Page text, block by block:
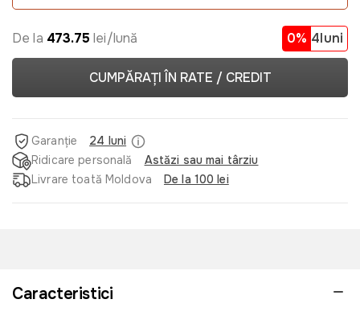
De la 473.75 lei/lună 0% 4luni
CUMPĂRAȚI ÎN RATE / CREDIT
Garanție
24 luni
Ridicare personală
Astăzi sau mai târziu
Livrare toată Moldova
De la 100 lei
Caracteristici